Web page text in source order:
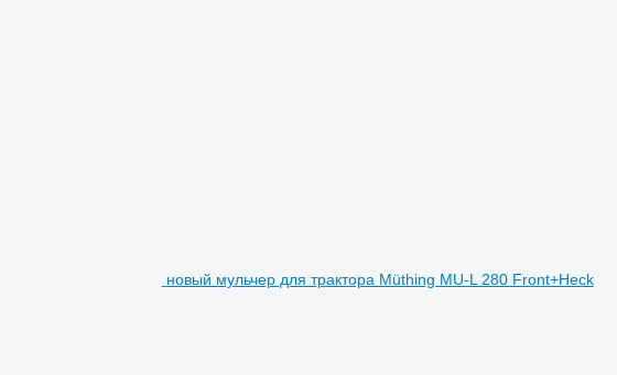
новый мульчер для трактора Müthing MU-L 280 Front+Heck